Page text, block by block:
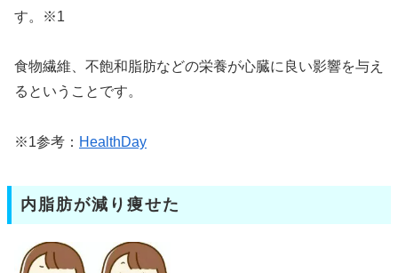
す。※1
食物繊維、不飽和脂肪などの栄養が心臓に良い影響を与え
るということです。
※1参考： HealthDay
内脂肪が減り痩せた